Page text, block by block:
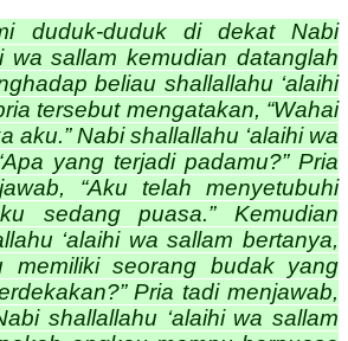
duduk-duduk di dekat Nabi
wa sallam kemudian datanglah
beliau shallallahu ‘alaihi
tersebut mengatakan, “Wahai
aku.” Nabi shallallahu ‘alaihi wa
yang terjadi padamu?” Pria
“Aku telah menyetubuhi
sedang puasa.” Kemudian
‘alaihi wa sallam bertanya,
memiliki seorang budak yang
Pria tadi menjawab,
shallallahu ‘alaihi wa sallam